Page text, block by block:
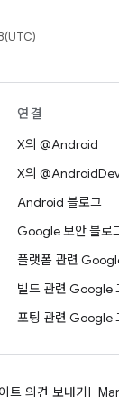
연결
X의 @Android
X의
Android 블로그
Google 보안 블로
플랫폼 관련
빌드 관련 Google
포팅 관련 Google
트 의견 보내기